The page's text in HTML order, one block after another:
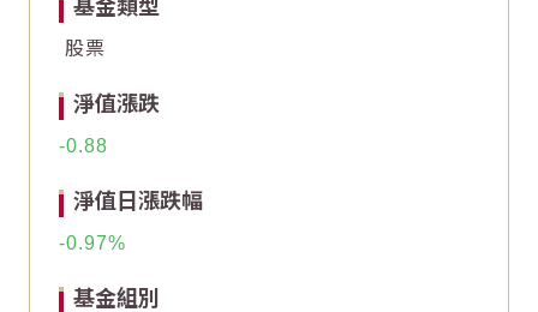
基金類型
股票
淨值漲跌
-0.88
淨值日漲跌幅
-0.97
基金組別